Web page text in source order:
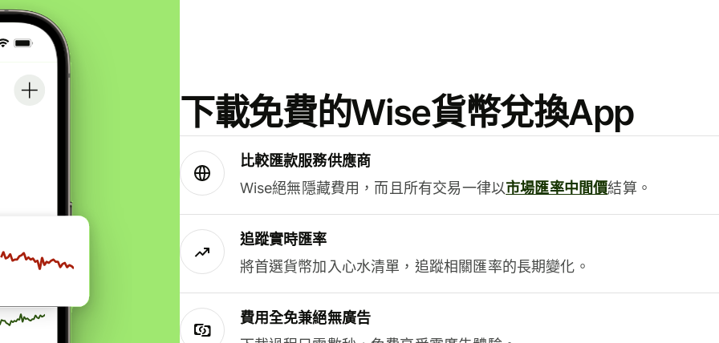
下載免費的Wise貨幣兌換App
比較匯款服務供應商
Wise絕無隱藏費用，而且所有交易一律以市場匯率中間價結算。
追蹤實時匯率
將首選貨幣加入心水清單，追蹤相關匯率的長期變化。
費用全免兼絕無廣告